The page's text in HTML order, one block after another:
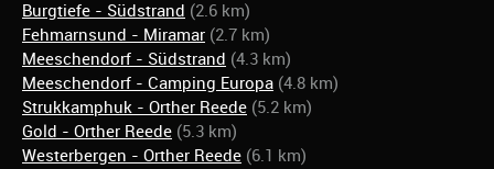
Burgtiefe - Südstrand (2.6 km)
Fehmarnsund - Miramar (2.7 km)
Meeschendorf - Südstrand (4.3 km)
Meeschendorf - Camping Europa (4.8 km)
Strukkamphuk - Orther Reede (5.2 km)
Gold - Orther Reede (5.3 km)
Westerbergen - Orther Reede (6.1 km)